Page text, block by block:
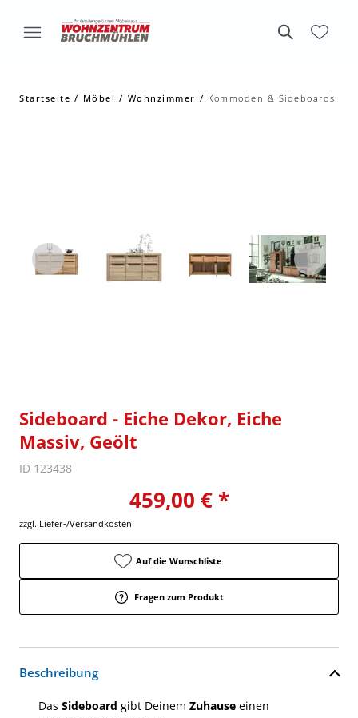
Startseite Möbel Wohnzimmer Kommoden & Sideboards
Sideboard - Eiche Dekor, Eiche
Massiv, Geölt
ID 123438
459,00 € *
zzgl. Liefer-/Versandkosten
Auf die Wunschliste
Fragen zum Produkt
Beschreibung
Das Sideboard gibt Deinem Zuhause einen